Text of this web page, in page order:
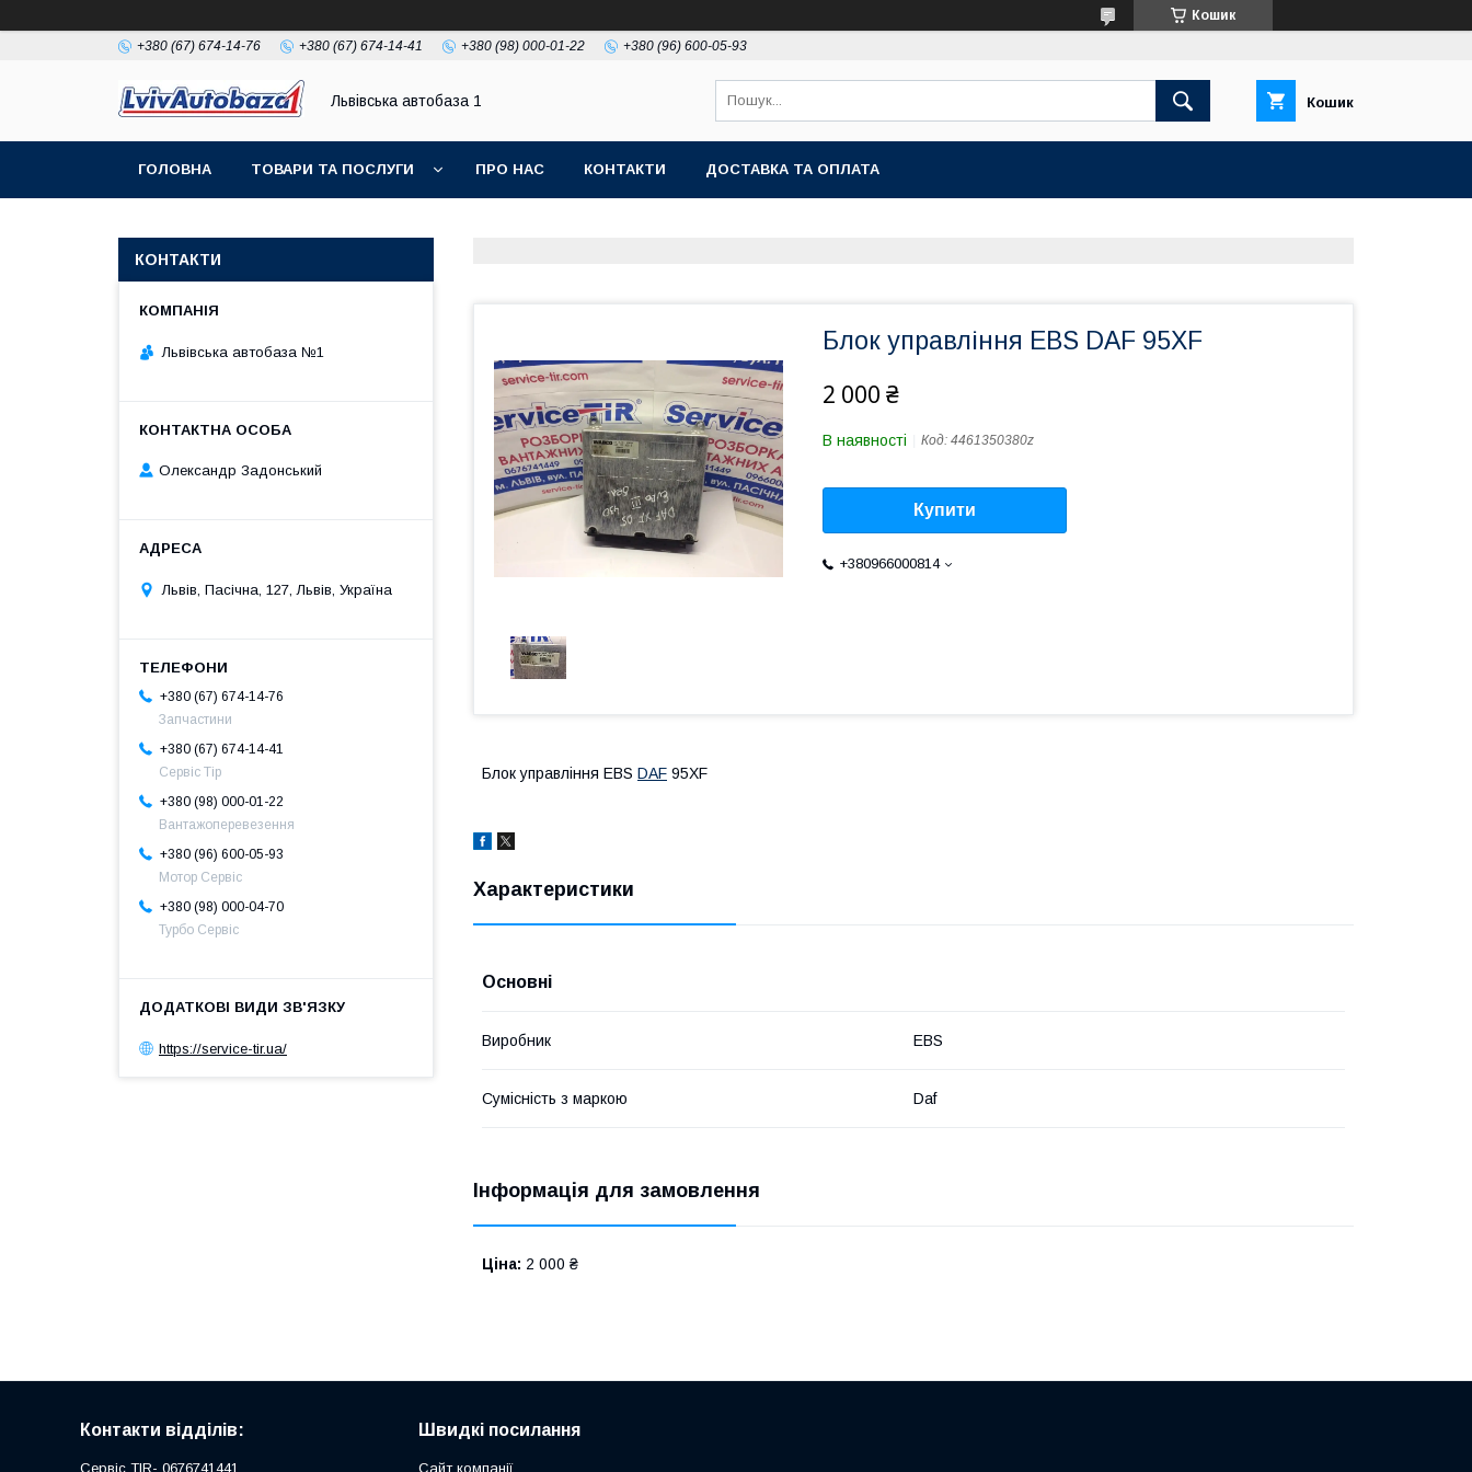
Кошик
+380 (67) 674-14-76 +380 (67) 674-14-41 +380 (98) 000-01-22 +380 (96) 600-05-93
Львівська автобаза 1 Кошик
ГОЛОВНА ТОВАРИ ТА ПОСЛУГИ ПРО НАС КОНТАКТИ ДОСТАВКА ТА ОПЛАТА
Блок управління EBS DAF 95XF
2 000 ₴
В наявності Код: 4461350380z
Купити
+380966000814
Блок управління EBS DAF 95XF
Характеристики
Основні
Виробник EBS
Сумісність з маркою Daf
Інформація для замовлення
Ціна: 2 000 ₴
КОНТАКТИ
Львівська автобаза №1
Олександр Задонський
Львів, Пасічна, 127, Львів, Україна
+380 (67) 674-14-76
Запчастини
+380 (67) 674-14-41
Сервіс Тір
+380 (98) 000-01-22
Вантажоперевезення
+380 (96) 600-05-93
Мотор Сервіс
+380 (98) 000-04-70
Турбо Сервіс
https://service-tir.ua/
Контакти відділів:
Сервіс TIR- 0676741441
Швидкі посилання
Сайт компанії